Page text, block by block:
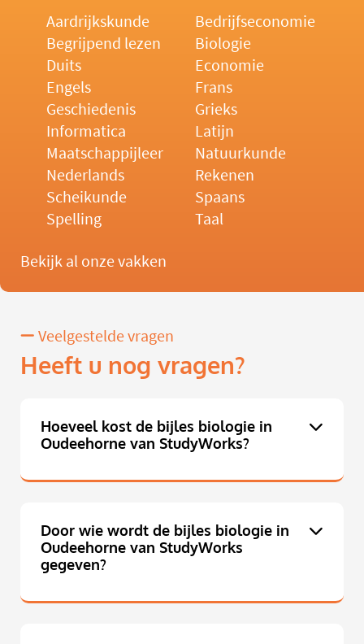
Aardrijkskunde
Bedrijfseconomie
Begrijpend lezen
Biologie
Duits
Economie
Engels
Frans
Geschiedenis
Grieks
Informatica
Latijn
Maatschappijleer
Natuurkunde
Nederlands
Rekenen
Scheikunde
Spaans
Spelling
Taal
Bekijk al onze vakken
Veelgestelde vragen
Heeft u nog vragen?
Hoeveel kost de bijles biologie in
Oudeehorne van StudyWorks?
Door wie wordt de bijles biologie in
Oudeehorne van StudyWorks
gegeven?